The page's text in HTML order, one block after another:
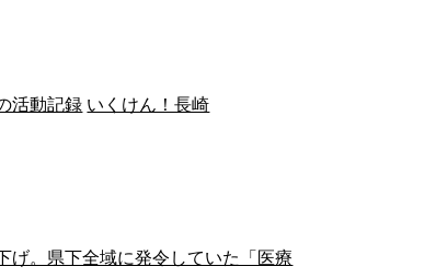
活動記録 いくけん！長崎
げ。県下全域に発令していた「医療